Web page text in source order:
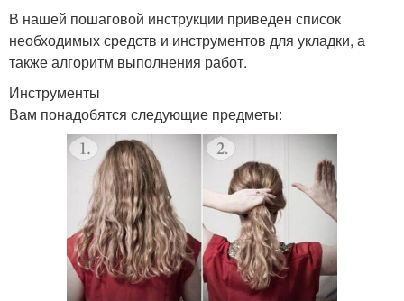
В нашей пошаговой инструкции приведен список
необходимых средств и инструментов для укладки, а
также алгоритм выполнения работ.
Инструменты
Вам понадобятся следующие предметы: